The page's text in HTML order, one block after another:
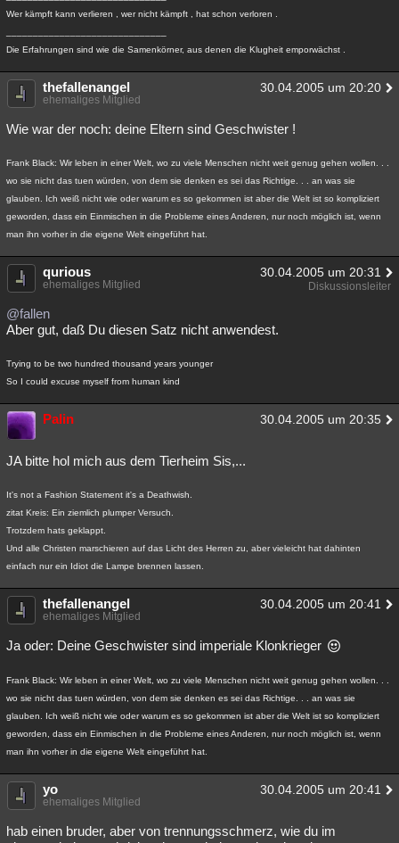
Wer kämpft kann verlieren , wer nicht kämpft , hat schon verloren .
Die Erfahrungen sind wie die Samenkörner, aus denen die Klugheit emporwächst .
thefallenangel 30.04.2005 um 20:20
ehemaliges Mitglied
Wie war der noch: deine Eltern sind Geschwister !
Frank Black: Wir leben in einer Welt, wo zu viele Menschen nicht weit genug gehen wollen. . .
wo sie nicht das tuen würden, von dem sie denken es sei das Richtige. . . an was sie
glauben. Ich weiß nicht wie oder warum es so gekommen ist aber die Welt ist so kompliziert
geworden, dass ein Einmischen in die Probleme eines Anderen, nur noch möglich ist, wenn
man ihn vorher in die eigene Welt eingeführt hat.
qurious 30.04.2005 um 20:31
ehemaliges Mitglied Diskussionsleiter
@fallen
Aber gut, daß Du diesen Satz nicht anwendest.
Trying to be two hundred thousand years younger
So I could excuse myself from human kind
Palin 30.04.2005 um 20:35
JA bitte hol mich aus dem Tierheim Sis,...
It's not a Fashion Statement it's a Deathwish.
zitat Kreis: Ein ziemlich plumper Versuch.
Trotzdem hats geklappt.
Und alle Christen marschieren auf das Licht des Herren zu, aber vieleicht hat dahinten
einfach nur ein Idiot die Lampe brennen lassen.
thefallenangel 30.04.2005 um 20:41
ehemaliges Mitglied
Ja oder: Deine Geschwister sind imperiale Klonkrieger
Frank Black: Wir leben in einer Welt, wo zu viele Menschen nicht weit genug gehen wollen. . .
wo sie nicht das tuen würden, von dem sie denken es sei das Richtige. . . an was sie
glauben. Ich weiß nicht wie oder warum es so gekommen ist aber die Welt ist so kompliziert
geworden, dass ein Einmischen in die Probleme eines Anderen, nur noch möglich ist, wenn
man ihn vorher in die eigene Welt eingeführt hat.
yo 30.04.2005 um 20:41
ehemaliges Mitglied
hab einen bruder, aber von trennungsschmerz, wie du im